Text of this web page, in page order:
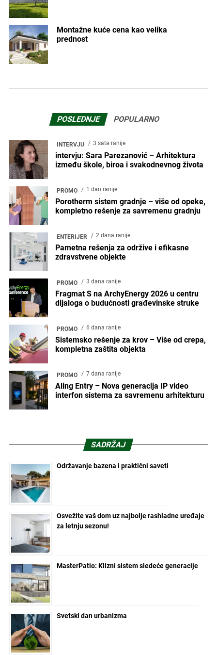
Montažne kuće cena kao velika
prednost
POSLEDNJE POPULARNO
INTERVJU 3 sata ranije
intervju: Sara Parezanović – Arhitektura
između škole, biroa i svakodnevnog života
PROMO 1 dan ranije
Porotherm sistem gradnje – više od opeke,
kompletno rešenje za savremenu gradnju
ENTERIJER 2 dana ranije
Pametna rešenja za održive i efikasne
zdravstvene objekte
PROMO 3 dana ranije
Fragmat S na ArchyEnergy 2026 u centru
dijaloga o budućnosti građevinske struke
PROMO 6 dana ranije
Sistemsko rešenje za krov – Više od crepa,
kompletna zaštita objekta
PROMO 7 dana ranije
Aling Entry – Nova generacija IP video
interfon sistema za savremenu arhitekturu
SADRŽAJ
Održavanje bazena i praktični saveti
Osvežite vaš dom uz najbolje rashladne uređaje
za letnju sezonu!
MasterPatio: Klizni sistem sledeće generacije
Svetski dan urbanizma